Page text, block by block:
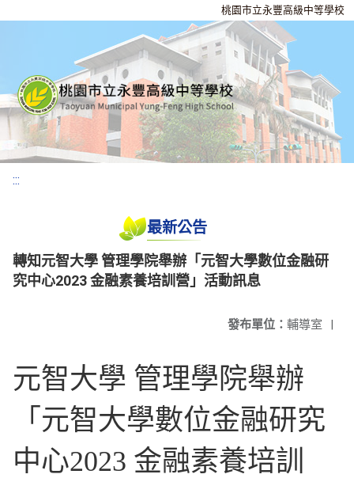
桃園市立永豐高級中等學校
:::
最新公告
轉知元智大學 管理學院舉辦「元智大學數位金融研
究中心2023 金融素養培訓營」活動訊息
發布單位： 輔導室 |
元智大學 管理學院舉辦
「元智大學數位金融研究
中心2023 金融素養培訓